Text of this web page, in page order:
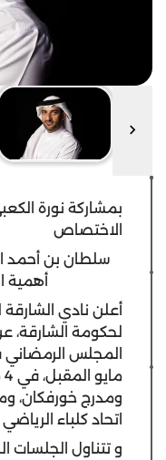
بمشاركة نورة
الاختصاص
سلطان بن أحمد
أهمية
أعلن نادي الشارقة
لحكومة الشارقة،
ومدرج خورفكان،
اتحاد كلباء الرياضي
و تتناول الجلسات